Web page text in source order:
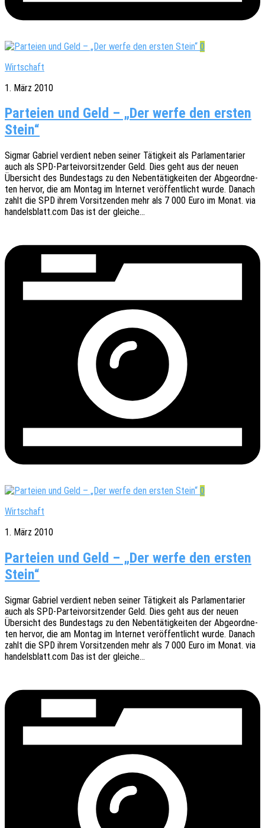
0
Wirtschaft
1. März 2010
Parteien und Geld – „Der werfe den ersten
Stein“
Sigmar Gabri­el verdient neben seiner Tätig­keit als Parla­men­ta­ri­er
auch als SPD-Partei­­­vor­­­si­t­­zen­­der Geld. Dies geht aus der neuen
Über­sicht des Bundes­tags zu den Neben­tä­tig­kei­ten der Abge­ord­ne­
ten hervor, die am Montag im Inter­net veröf­fent­licht wurde. Danach
zahlt die SPD ihrem Vorsit­zen­den mehr als 7 000 Euro im Monat. via
handelsblatt.com Das ist der gleiche…
0
Wirtschaft
1. März 2010
Parteien und Geld – „Der werfe den ersten
Stein“
Sigmar Gabri­el verdient neben seiner Tätig­keit als Parla­men­ta­ri­er
auch als SPD-Partei­­­vor­­­si­t­­zen­­der Geld. Dies geht aus der neuen
Über­sicht des Bundes­tags zu den Neben­tä­tig­kei­ten der Abge­ord­ne­
ten hervor, die am Montag im Inter­net veröf­fent­licht wurde. Danach
zahlt die SPD ihrem Vorsit­zen­den mehr als 7 000 Euro im Monat. via
handelsblatt.com Das ist der gleiche…